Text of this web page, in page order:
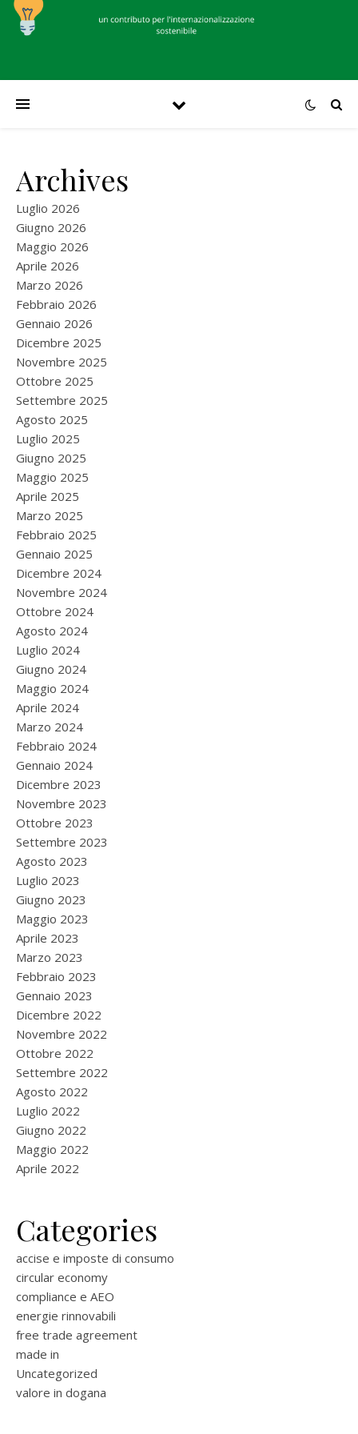
Archives
Luglio 2026
Giugno 2026
Maggio 2026
Aprile 2026
Marzo 2026
Febbraio 2026
Gennaio 2026
Dicembre 2025
Novembre 2025
Ottobre 2025
Settembre 2025
Agosto 2025
Luglio 2025
Giugno 2025
Maggio 2025
Aprile 2025
Marzo 2025
Febbraio 2025
Gennaio 2025
Dicembre 2024
Novembre 2024
Ottobre 2024
Agosto 2024
Luglio 2024
Giugno 2024
Maggio 2024
Aprile 2024
Marzo 2024
Febbraio 2024
Gennaio 2024
Dicembre 2023
Novembre 2023
Ottobre 2023
Settembre 2023
Agosto 2023
Luglio 2023
Giugno 2023
Maggio 2023
Aprile 2023
Marzo 2023
Febbraio 2023
Gennaio 2023
Dicembre 2022
Novembre 2022
Ottobre 2022
Settembre 2022
Agosto 2022
Luglio 2022
Giugno 2022
Maggio 2022
Aprile 2022
Categories
accise e imposte di consumo
circular economy
compliance e AEO
energie rinnovabili
free trade agreement
made in
Uncategorized
valore in dogana